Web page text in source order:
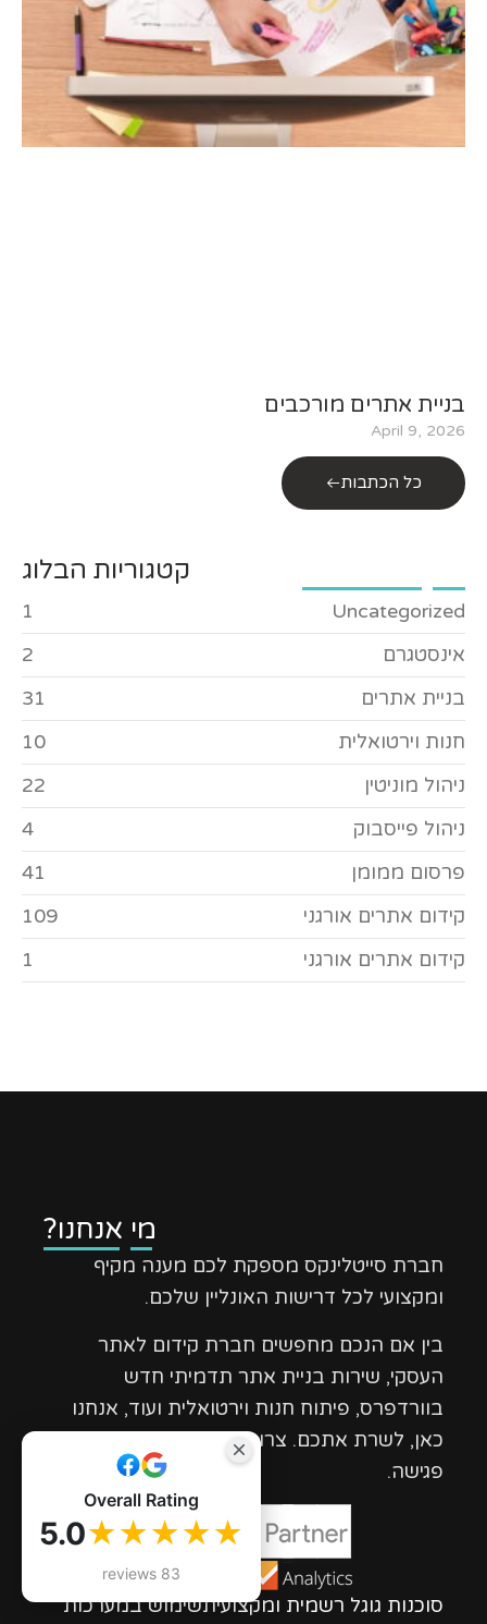
בניית אתרים מורכבים
April 9, 2026
כל הכתבות
קטגוריות הבלוג
Uncategorized
1
אינסטגרם
2
בניית אתרים
31
חנות וירטואלית
10
ניהול מוניטין
22
ניהול פייסבוק
4
פרסום ממומן
41
קידום אתרים אורגני
109
קידום אתרים אורגני
1
מי אנחנו?
חברת סייטלינקס מספקת לכם מענה מקיף
ומקצועי לכל דרישות האונליין שלכם.
בין אם הנכם מחפשים חברת קידום לאתר
העסקי, שירות בניית אתר תדמיתי חדש
בוורדפרס, פיתוח חנות וירטואלית ועוד, אנחנו
כאן, לשרת אתכם. צרו קשר עוד היום לתיאום
פגישה.
סוכנות גוגל רשמית ומקצועיתשימוש במערכות
Overall Rating
5.0★★★★★
83 reviews